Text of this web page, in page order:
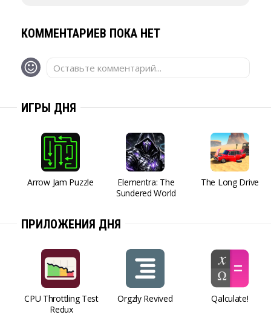
КОММЕНТАРИЕВ ПОКА НЕТ
Оставьте комментарий...
ИГРЫ ДНЯ
Arrow Jam Puzzle
Elementra: The
Sundered World
The Long Drive
ПРИЛОЖЕНИЯ ДНЯ
CPU Throttling Test
Redux
Orgzly Revived Qalculate!